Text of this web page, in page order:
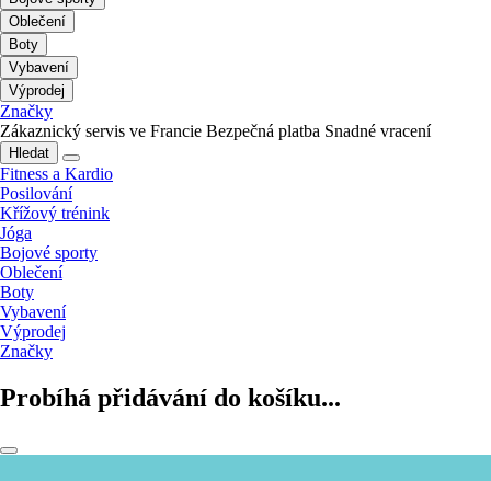
Oblečení
Boty
Vybavení
Výprodej
Značky
Zákaznický servis ve Francie Bezpečná platba Snadné vracení
Hledat
Fitness a Kardio
Posilování
Křížový trénink
Jóga
Bojové sporty
Oblečení
Boty
Vybavení
Výprodej
Značky
Probíhá přidávání do košíku...